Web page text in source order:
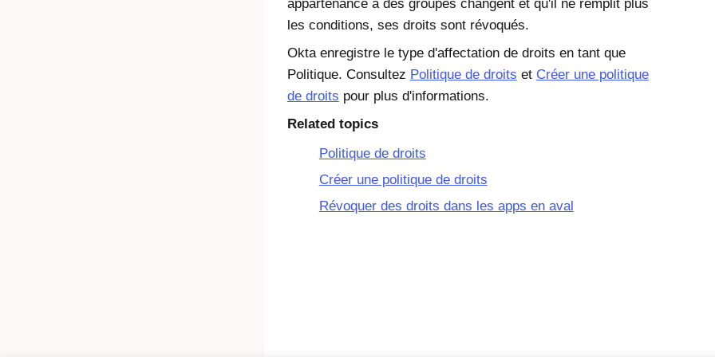
appartenance à des groupes changent et qu'il ne remplit plus
les conditions, ses droits sont révoqués.
Okta enregistre le type d'affectation de droits en tant que
Politique. Consultez Politique de droits et Créer une politique
de droits pour plus d'informations.
Related topics
Politique de droits
Créer une politique de droits
Révoquer des droits dans les apps en aval